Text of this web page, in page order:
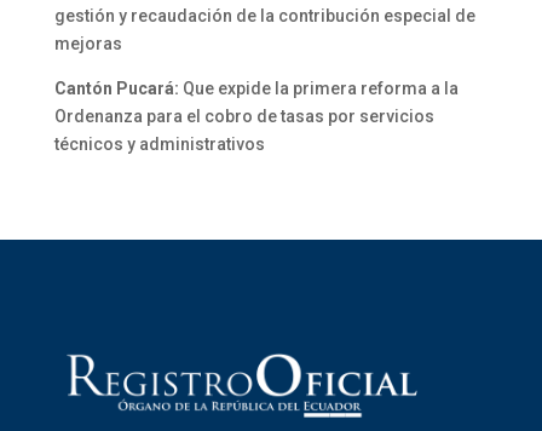
gestión y recaudación de la contribución especial de
mejoras
Cantón Pucará: Que expide la primera reforma a la
Ordenanza para el cobro de tasas por servicios
técnicos y administrativos